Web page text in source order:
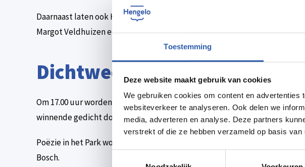
Toestemming
Deze website maakt gebruik van cookies
We gebruiken cookies om content en
websiteverkeer te analyseren. Ook delen we
media, adverteren en analyse. Deze partners
verstrekt of die ze hebben verzameld op basis
Daarnaast laten ook Hettie Franken, de Hengelose stadsdichter Robert
Margot Veldhuizen en Benthe Blaak junior stadsdichter Enschede van
Dichtwedstrijd
Om 17.00 uur worden de 3 winnaars van de dichtwedstrijd bekend
winnende gedicht door de winnaar voorgedragen.
Poëzie in het Park wordt afgesloten met een waterorgelshow en een
Bosch.